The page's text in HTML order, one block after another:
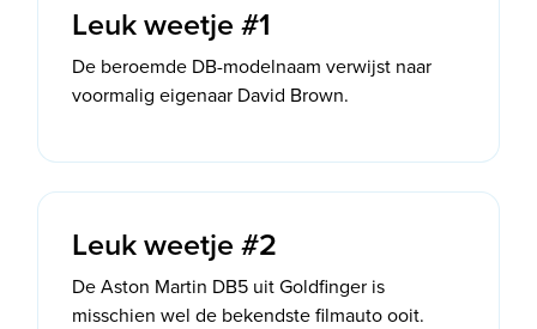
Leuk weetje #1
De beroemde DB-modelnaam verwijst naar
voormalig eigenaar David Brown.
Leuk weetje #2
De Aston Martin DB5 uit Goldfinger is
misschien wel de bekendste filmauto ooit.